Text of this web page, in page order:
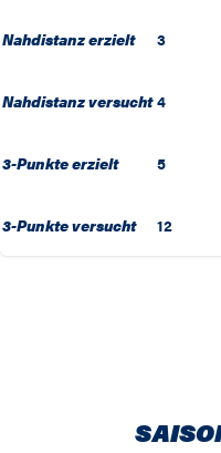
Nahdistanz erzielt 3
Nahdistanz versucht 4
3-Punkte erzielt 5
3-Punkte versucht 12